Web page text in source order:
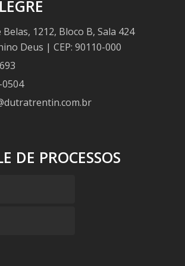
Belas, 1212, Bloco B, Sala 424
Deus | CEP: 90110-000
0504
DE PROCESSOS